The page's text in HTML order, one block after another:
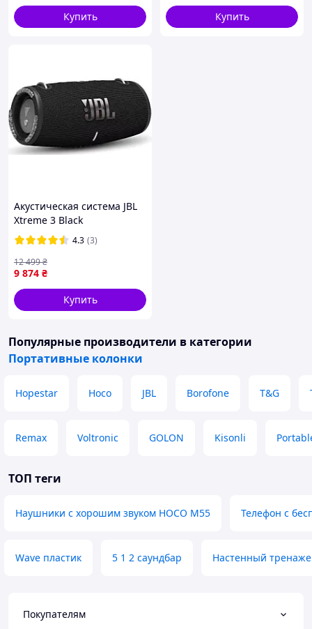
Купить
Купить
Акустическая система JBL
Xtreme 3 Black
(JBLXTREME3BLKEUNA)
4.3 (3)
9 874 ₴
12 499₴
Купить
Популярные производители в категории
Портативные колонки
Hopestar Hoco JBL Borofone T&G
Remax Voltronic GOLON Kisonli
ТОП теги
Наушники с хорошим звуком HOCO M55 Телефон с
Wave пластик 5 1 2 саундбар Настенный
Покупателям